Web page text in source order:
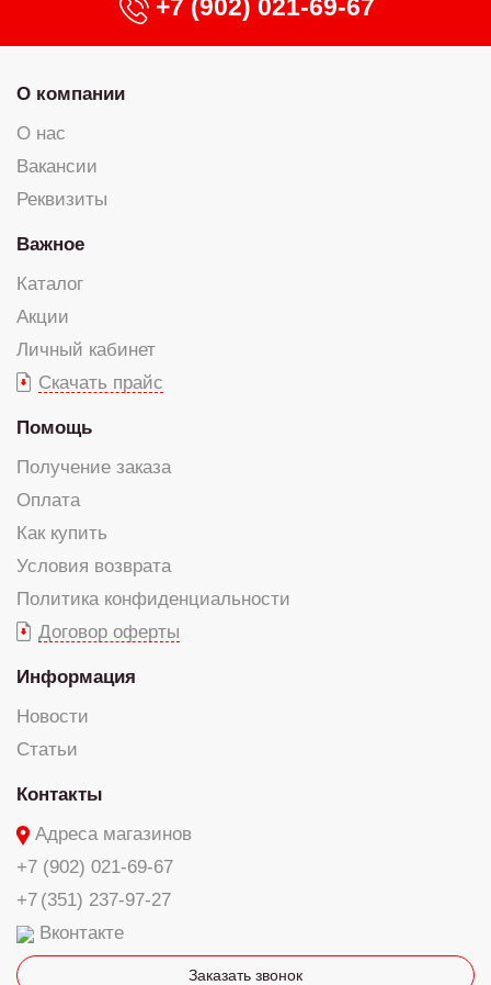
+7 (902) 021-69-67
О компании
О нас
Вакансии
Реквизиты
Важное
Каталог
Акции
Личный кабинет
Скачать прайс
Помощь
Получение заказа
Оплата
Как купить
Условия возврата
Политика конфиденциальности
Договор оферты
Информация
Новости
Статьи
Контакты
Адреса магазинов
+7 (902) 021-69-67
+7 (351) 237-97-27
Вконтакте
Заказать звонок